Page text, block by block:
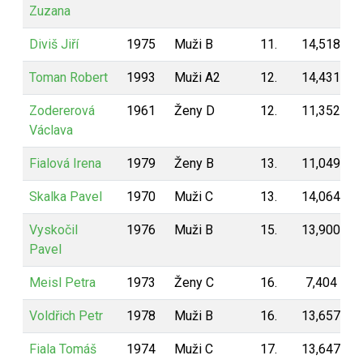
Zuzana
Diviš Jiří 1975 Muži B 11. 14,518
Toman Robert 1993 Muži A2 12. 14,431
Zodererová
Václava
1961 Ženy D 12. 11,352
Fialová Irena 1979 Ženy B 13. 11,049
Skalka Pavel 1970 Muži C 13. 14,064
Vyskočil
Pavel
1976 Muži B 15. 13,900
Meisl Petra 1973 Ženy C 16. 7,404
Voldřich Petr 1978 Muži B 16. 13,657
Fiala Tomáš 1974 Muži C 17. 13,647